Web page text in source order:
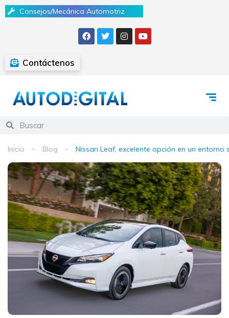
Consejos/Mecánica Automotriz
Contáctenos
Inicio Blog Nissan Leaf, excelente opción en un entorno